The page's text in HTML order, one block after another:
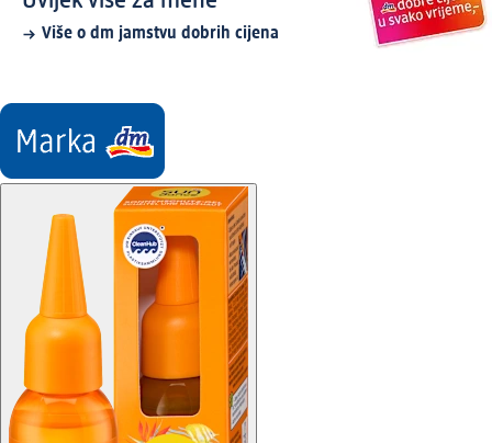
Više o dm jamstvu dobrih cijena